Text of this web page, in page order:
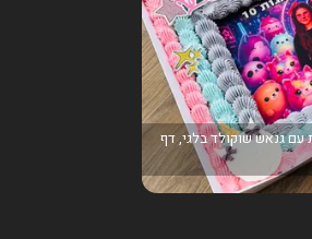
עם גנאש שוקולד בלגי, דף